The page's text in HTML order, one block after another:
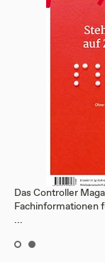
Das Controller
Fachinformationen
...